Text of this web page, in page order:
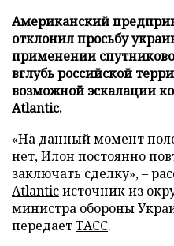
Американский
отклонил просьбу
применении
вглубь российской
возможной эскалации
Atlantic.
«На данный момент
нет, Илон постоянно
заключать сделку», –
Atlanticисточник из
министра обороны
передаетТАСС.